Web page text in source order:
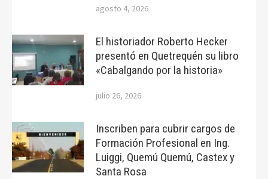
agosto 4, 2026
El historiador Roberto Hecker
presentó en Quetrequén su libro
«Cabalgando por la historia»
julio 26, 2026
Inscriben para cubrir cargos de
Formación Profesional en Ing.
Luiggi, Quemú Quemú, Castex y
Santa Rosa